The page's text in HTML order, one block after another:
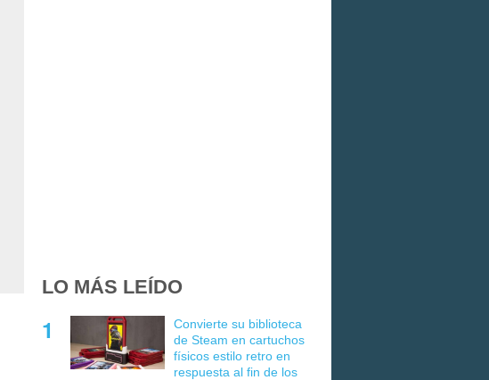
LO MÁS LEÍDO
Convierte su biblioteca
de Steam en cartuchos
físicos estilo retro en
respuesta al fin de los